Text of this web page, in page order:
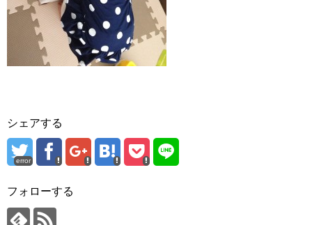
シェアする
error
フォローする